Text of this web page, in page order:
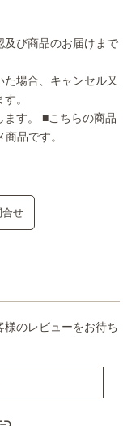
び商品のお届けまで
場合、キャンセル又
。
す。 ■こちらの商品
品です。
合せ
様のレビューをお待ち